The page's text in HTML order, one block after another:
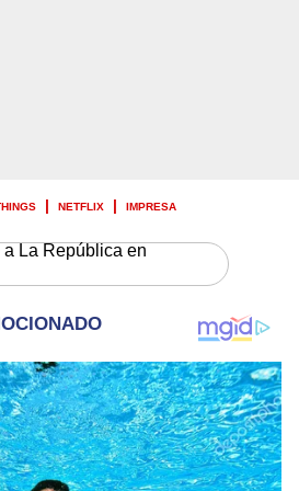
NETFLIX IMPRESA
a La República en